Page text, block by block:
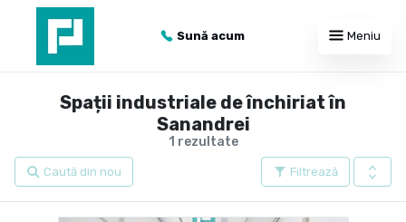
Sună acum Meniu
1 rezultate
Spații industriale de închiriat în
Sanandrei
Filtrează
Caută din nou